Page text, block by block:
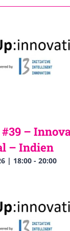
–
– Indien
| 18:00 - 20:00